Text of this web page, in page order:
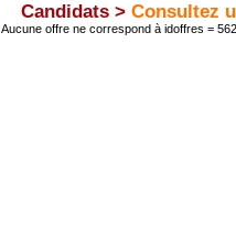
Candidats > Consultez
Aucune offre ne correspond à idoffres =